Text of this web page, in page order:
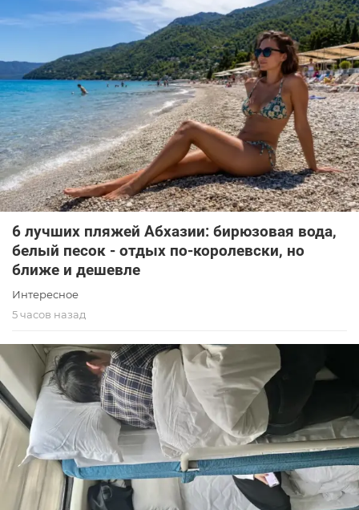
6 лучших пляжей Абхазии: бирюзовая вода,
белый песок - отдых по-королевски, но
ближе и дешевле
Интересное
5 часов назад